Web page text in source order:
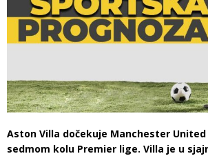
Aston Villa dočekuje Manchester United
sedmom kolu Premier lige. Villa je u